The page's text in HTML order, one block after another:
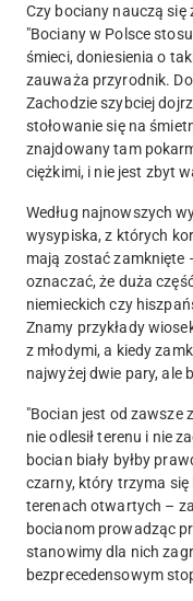
Czy bociany nauczą się
"Bociany w Polsce
śmieci, doniesienia o
zauważa przyrodnik.
Zachodzie szybciej
stołowanie się na
znajdowany tam
ciężkimi, i nie jest zbyt
Według najnowszych
wysypiska, z których
mają zostać zamknięte
oznaczać, że duża
niemieckich czy
Znamy przykłady
z młodymi, a kiedy
najwyżej dwie pary, ale
"Bocian jest od zawsze
nie odlesił terenu i nie
bocian biały byłby
czarny, który trzyma się
terenach otwartych –
bocianom prowadząc
stanowimy dla nich
bezprecedensowym